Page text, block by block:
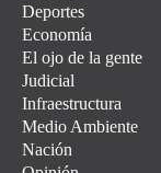
Deportes
Economía
El ojo de la gente
Judicial
Infraestructura
Medio Ambiente
Nación